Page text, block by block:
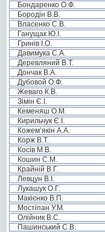
Бондаренко О.Ф.
Бородін В.В.
Власенко С.В.
Ганущак Ю.І.
Гринів І.О.
Давимука С.А.
Деревляний В.Т.
Дончак В.А.
Дубовой О.Ф.
Жеваго К.В.
Зімін Є.І.
Кеменяш О.М.
Кирильчук Є.І.
Кожем’якін А.А.
Корж В.Т.
Косів М.В.
Кошин С.М.
Крайній В.Г.
Левцун В.І.
Лукашук О.Г.
Макієнко В.П.
Мостіпан У.М.
Олійник В.С.
Пашинський С.В.